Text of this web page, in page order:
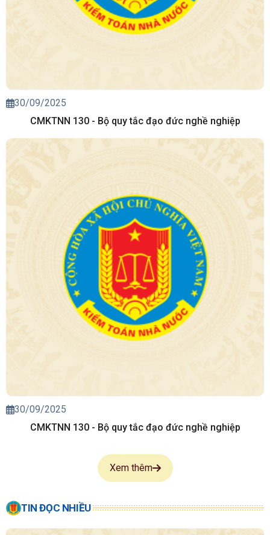
30/09/2025
CMKTNN 130 - Bộ quy tắc đạo đức nghề nghiệp
30/09/2025
CMKTNN 130 - Bộ quy tắc đạo đức nghề nghiệp
Xem thêm
TIN ĐỌC NHIỀU